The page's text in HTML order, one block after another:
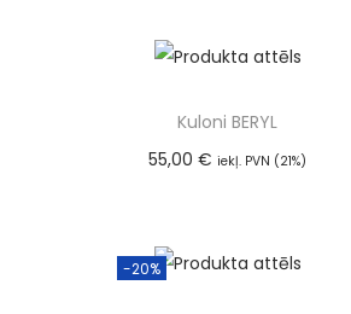
Kuloni BERYL
55,00€ iekļ. PVN (21%)
-20%